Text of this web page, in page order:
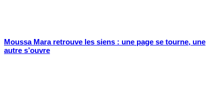
Moussa Mara retrouve les siens : une page se tourne, une
autre s’ouvre